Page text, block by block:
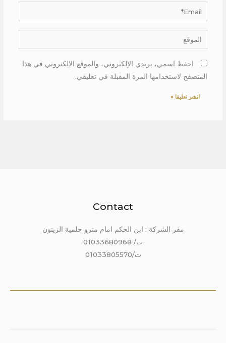
Email*
الموقع
احفظ اسمي، بريدي الإلكتروني، والموقع الإلكتروني في هذا
المتصفح لاستخدامها المرة المقبلة في تعليقي.
Contact
مقر الشركة : ابن الحكم امام مترو حلمية الزيتون
ت/ 01033680968
ت/01033805570